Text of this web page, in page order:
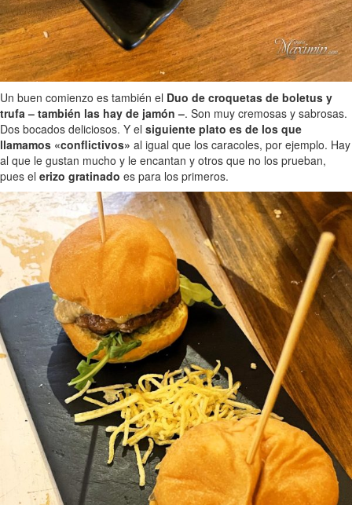
Un buen comienzo es también el Duo de croquetas de boletus y
trufa – también las hay de jamón –. Son muy cremosas y sabrosas.
Dos bocados deliciosos. Y el siguiente plato es de los que
llamamos «conflictivos» al igual que los caracoles, por ejemplo. Hay
al que le gustan mucho y le encantan y otros que no los prueban,
pues el erizo gratinado es para los primeros.